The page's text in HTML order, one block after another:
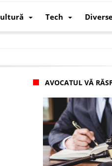
Tech
fiscalității și poziției
AVOCATUL VĂ